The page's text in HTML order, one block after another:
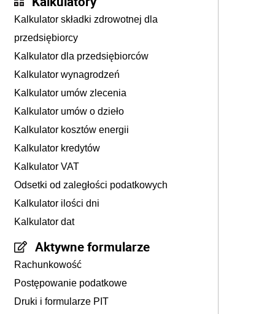
Kalkulator składki zdrowotnej dla
przedsiębiorcy
Kalkulator dla przedsiębiorców
Kalkulator wynagrodzeń
Kalkulator umów zlecenia
Kalkulator umów o dzieło
Kalkulator kosztów energii
Kalkulator kredytów
Kalkulator VAT
Odsetki od zaległości podatkowych
Kalkulator ilości dni
Kalkulator dat
Aktywne formularze
Rachunkowość
Postępowanie podatkowe
Druki i formularze PIT